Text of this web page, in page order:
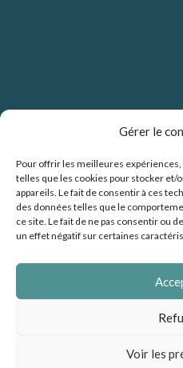
Gérer le
Pour offrir les meilleures
telles que les cookies pour stocker et/
appareils. Le fait de consentir à ces
des données telles que le
ce site. Le fait de ne pas consentir ou
un effet négatif sur certaines
Voir les
Politique de
Les Chemins du Patrimoine -